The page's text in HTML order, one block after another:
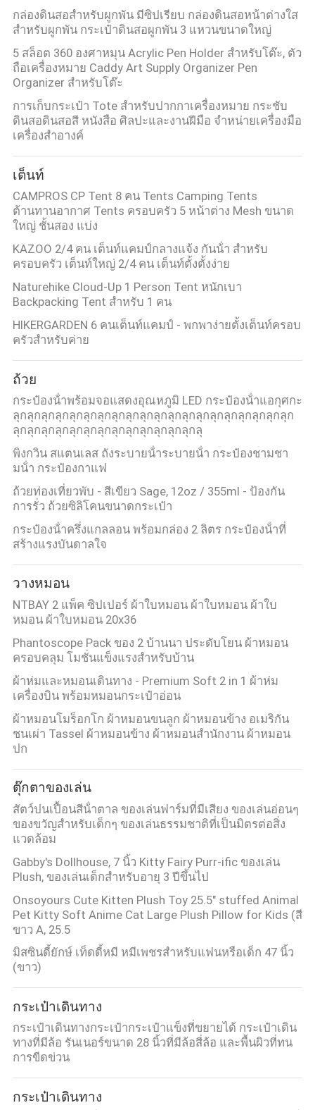
กล่องดินสอสําหรับผูกพัน มีซิปเรียบ กล่องดินสอหน้าต่างใส
สําหรับผูกพัน กระเป๋าดินสอผูกพัน 3 แหวนขนาดใหญ่
5 สล็อต 360 องศาหมุน Acrylic Pen Holder สําหรับโต๊ะ, ตัว
ถือเครื่องหมาย Caddy Art Supply Organizer Pen
Organizer สําหรับโต๊ะ
การเก็บกระเป๋า Tote สําหรับปากกาเครื่องหมาย กระชับ
ดินสอดินสอสี หนังสือ ศิลปะและงานฝีมือ จําหน่ายเครื่องมือ
เครื่องสําอางค์
เต็นท์
CAMPROS CP Tent 8 คน Tents Camping Tents
ต้านทานอากาศ Tents ครอบครัว 5 หน้าต่าง Mesh ขนาด
ใหญ่ ชั้นสอง แบ่ง
KAZOO 2/4 คน เต็นท์แคมป์กลางแจ้ง กันน้ํา สําหรับ
ครอบครัว เต็นท์ใหญ่ 2/4 คน เต็นท์ตั้งตั้งง่าย
Naturehike Cloud-Up 1 Person Tent หนักเบา
Backpacking Tent สําหรับ 1 คน
HIKERGARDEN 6 คนเต็นท์แคมป์ - พกพาง่ายตั้งเต็นท์ครอบ
ครัวสําหรับค่าย
ถ้วย
กระป๋องน้ําพร้อมจอแสดงอุณหภูมิ LED กระป๋องน้ําแอกุศกะ
ลุกลุกลุกลุกลุกลุกลุกลุกลุกลุกลุกลุกลุกลุกลุกลุกลุกลุกลุกลุก
ลุกลุกลุกลุกลุกลุกลุกลุกลุกลุกลุกลุกลุกลุ
พิงกวิน สแตนเลส ถังระบายน้ําระบายน้ํา กระป๋องชามชา
มน้ํา กระป๋องกาแฟ
ถ้วยท่องเที่ยวพับ - สีเขียว Sage, 12oz / 355ml - ป้องกัน
การรั่ว ถ้วยซิลิโคนขนาดกระเป๋า
กระป๋องน้ําครึ่งแกลลอน พร้อมกล่อง 2 ลิตร กระป๋องน้ําที่
สร้างแรงบันดาลใจ
วางหมอน
NTBAY 2 แพ็ค ซิปเปอร์ ผ้าใบหมอน ผ้าใบหมอน ผ้าใบ
หมอน ผ้าใบหมอน 20x36
Phantoscope Pack ของ 2 บ้านนา ประดับโยน ผ้าหมอน
ครอบคลุม โมชั่นแข็งแรงสําหรับบ้าน
ผ้าห่มและหมอนเดินทาง - Premium Soft 2 in 1 ผ้าห่ม
เครื่องบิน พร้อมหมอนกระเป๋าอ่อน
ผ้าหมอนโมร็อกโก ผ้าหมอนขนลูก ผ้าหมอนข้าง อเมริกัน
ชนเผ่า Tassel ผ้าหมอนข้าง ผ้าหมอนสํานักงาน ผ้าหมอน
ปก
ตุ๊กตาของเล่น
สัตว์ปนเปื้อนสีน้ําตาล ของเล่นฟาร์มที่มีเสียง ของเล่นอ่อนๆ
ของขวัญสําหรับเด็กๆ ของเล่นธรรมชาติที่เป็นมิตรต่อสิ่ง
แวดล้อม
Gabby's Dollhouse, 7 นิ้ว Kitty Fairy Purr-ific ของเล่น
Plush, ของเล่นเด็กสําหรับอายุ 3 ปีขึ้นไป
Onsoyours Cute Kitten Plush Toy 25.5" stuffed Animal
Pet Kitty Soft Anime Cat Large Plush Pillow for Kids (สี
ขาว A, 25.5
มิสซินดี้ยักษ์ เท็ดดี้หมี หมีเพชรสําหรับแฟนหรือเด็ก 47 นิ้ว
(ขาว)
กระเป๋าเดินทาง
กระเป๋าเดินทางกระเป๋ากระเป๋าแข็งที่ขยายได้ กระเป๋าเดิน
ทางที่มีล้อ รันเนอร์ขนาด 28 นิ้วที่มีล้อสี่ล้อ และพื้นผิวที่ทน
การขีดข่วน
กระเป๋าเดินทาง